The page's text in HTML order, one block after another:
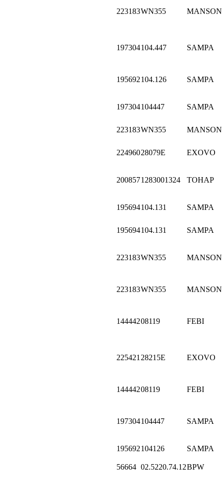
223183WN355
197304104.447 SAMPA
195692104.126 SAMPA
197304104447 SAMPA
223183WN355
22496028079E EXOVO
2008571283001324 ТОНАР
195694104.131 SAMPA
195694104.131 SAMPA
223183WN355
223183WN355
14444208119 FEBI
225421 28215E EXOVO
14444208119 FEBI
197304104447 SAMPA
195692104126 SAMPA
56664 02.5220.74.12BPW